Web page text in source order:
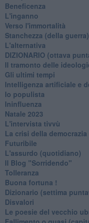
Beneficenza
L'inganno
Verso l'immortalità
Stanchezza (della guerra)
L'alternativa
​DIZIONARIO (ottava
Il tramonto delle
Gli ultimi tempi
Intelligenza artificiale e
Io populista
Ininfluenza
Natale 2023
L'intervista tivvù
La crisi della
Futuribile
L'assurdo (quotidiano)
Il Blog "Sorridendo"
Tolleranza
Buona fortuna !
​Dizionario (settima
Disvalori
Le poesie del vecchio